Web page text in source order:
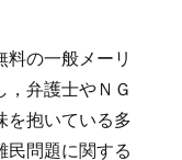
の一般メーリ
，弁護士やＮＧ
を抱いている多
民問題に関する